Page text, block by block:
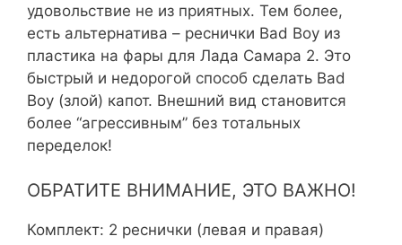
удовольствие не из приятных. Тем более,
есть альтернатива – реснички Bad Boy из
пластика на фары для Лада Самара 2. Это
быстрый и недорогой способ сделать Bad
Boy (злой) капот. Внешний вид становится
более “агрессивным” без тотальных
переделок!
ОБРАТИТЕ ВНИМАНИЕ, ЭТО ВАЖНО!
Комплект: 2 реснички (левая и правая)